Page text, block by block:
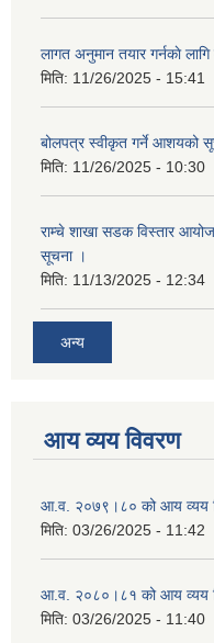
लागत अनुमान तयार गर्नकाे
मिति: 11/26/2025 - 15:41
बोलपत्र स्वीकृत गर्ने आशयको
मिति: 11/26/2025 - 10:30
राम्चे शाखा सडक विस्तार
सूचना ।
मिति: 11/13/2025 - 12:34
अन्य
आय व्यय विवरण
आ.व. २०७९।८० को आय व्यय
मिति: 03/26/2025 - 11:42
आ.व. २०८०।८१ को आय व्यय
मिति: 03/26/2025 - 11:40